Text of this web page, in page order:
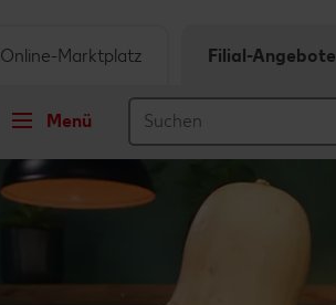
Menü
Online-Marktplatz Filial-Angebote